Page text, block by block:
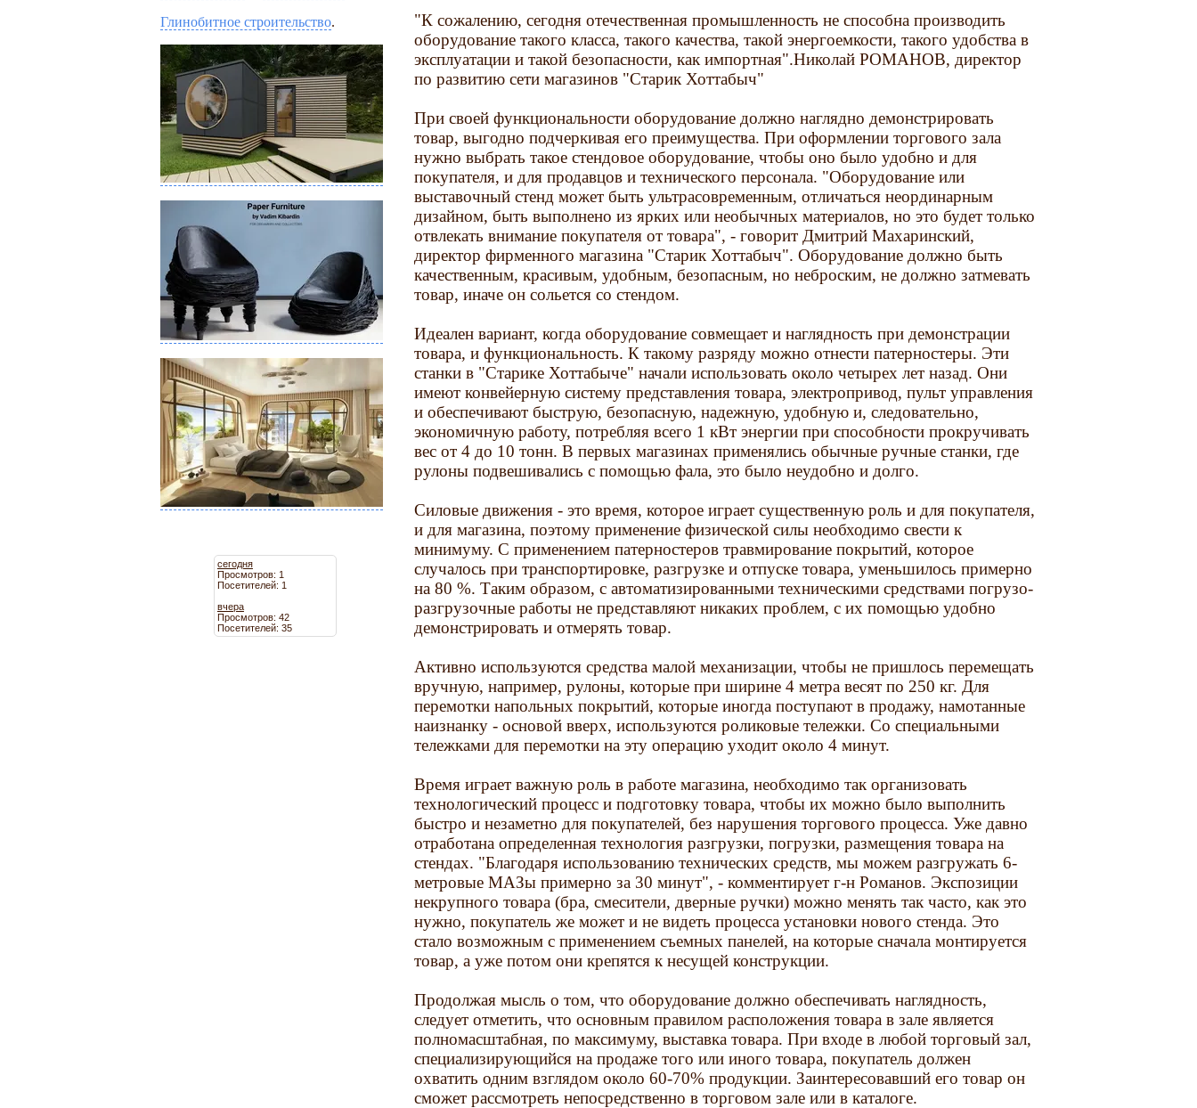
Глинобитное строительство.
сегодня
Просмотров: 1
Посетителей: 1
вчера
Просмотров: 42
Посетителей: 35
"К сожалению, сегодня отечественная промышленность не способна производить
оборудование такого класса, такого качества, такой энергоемкости, такого удобства в
эксплуатации и такой безопасности, как импортная".Николай РОМАНОВ, директор
по развитию сети магазинов "Старик Хоттабыч"
При своей функциональности оборудование должно наглядно демонстрировать
товар, выгодно подчеркивая его преимущества. При оформлении торгового зала
нужно выбрать такое стендовое оборудование, чтобы оно было удобно и для
покупателя, и для продавцов и технического персонала. "Оборудование или
выставочный стенд может быть ультрасовременным, отличаться неординарным
дизайном, быть выполнено из ярких или необычных материалов, но это будет только
отвлекать внимание покупателя от товара", - говорит Дмитрий Махаринский,
директор фирменного магазина "Старик Хоттабыч". Оборудование должно быть
качественным, красивым, удобным, безопасным, но неброским, не должно затмевать
товар, иначе он сольется со стендом.
Идеален вариант, когда оборудование совмещает и наглядность при демонстрации
товара, и функциональность. К такому разряду можно отнести патерностеры. Эти
станки в "Старике Хоттабыче" начали использовать около четырех лет назад. Они
имеют конвейерную систему представления товара, электропривод, пульт управления
и обеспечивают быструю, безопасную, надежную, удобную и, следовательно,
экономичную работу, потребляя всего 1 кВт энергии при способности прокручивать
вес от 4 до 10 тонн. В первых магазинах применялись обычные ручные станки, где
рулоны подвешивались с помощью фала, это было неудобно и долго.
Силовые движения - это время, которое играет существенную роль и для покупателя,
и для магазина, поэтому применение физической силы необходимо свести к
минимуму. С применением патерностеров травмирование покрытий, которое
случалось при транспортировке, разгрузке и отпуске товара, уменьшилось примерно
на 80 %. Таким образом, с автоматизированными техническими средствами погрузо-
разгрузочные работы не представляют никаких проблем, с их помощью удобно
демонстрировать и отмерять товар.
Активно используются средства малой механизации, чтобы не пришлось перемещать
вручную, например, рулоны, которые при ширине 4 метра весят по 250 кг. Для
перемотки напольных покрытий, которые иногда поступают в продажу, намотанные
наизнанку - основой вверх, используются роликовые тележки. Со специальными
тележками для перемотки на эту операцию уходит около 4 минут.
Время играет важную роль в работе магазина, необходимо так организовать
технологический процесс и подготовку товара, чтобы их можно было выполнить
быстро и незаметно для покупателей, без нарушения торгового процесса. Уже давно
отработана определенная технология разгрузки, погрузки, размещения товара на
стендах. "Благодаря использованию технических средств, мы можем разгружать 6-
метровые МАЗы примерно за 30 минут", - комментирует г-н Романов. Экспозиции
некрупного товара (бра, смесители, дверные ручки) можно менять так часто, как это
нужно, покупатель же может и не видеть процесса установки нового стенда. Это
стало возможным с применением съемных панелей, на которые сначала монтируется
товар, а уже потом они крепятся к несущей конструкции.
Продолжая мысль о том, что оборудование должно обеспечивать наглядность,
следует отметить, что основным правилом расположения товара в зале является
полномасштабная, по максимуму, выставка товара. При входе в любой торговый зал,
специализирующийся на продаже того или иного товара, покупатель должен
охватить одним взглядом около 60-70% продукции. Заинтересовавший его товар он
сможет рассмотреть непосредственно в торговом зале или в каталоге.